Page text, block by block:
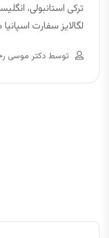
ترکی استانبولی،
لگالایز سفارت
توسط دکتر موسی